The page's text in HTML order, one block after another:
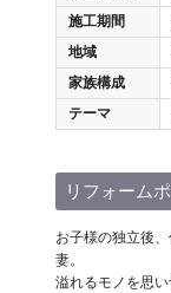
施工期間
地域
家族構成
テーマ
リフォーム
お子様の独立後
妻。
溢れるモノを思